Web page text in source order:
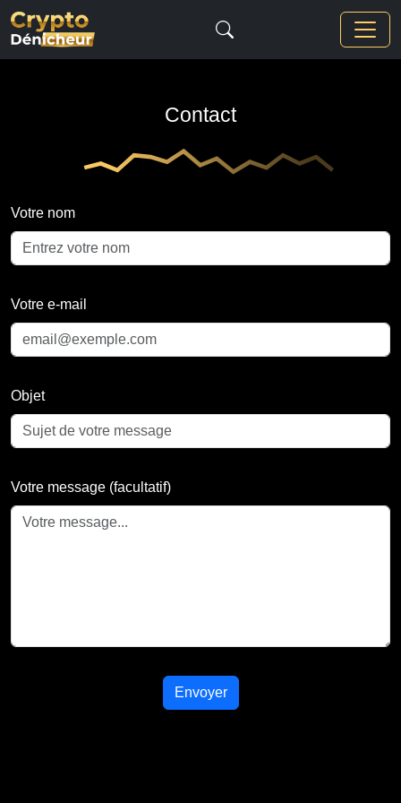
Contact
Votre nom
Votre e-mail
Objet
Votre message (facultatif)